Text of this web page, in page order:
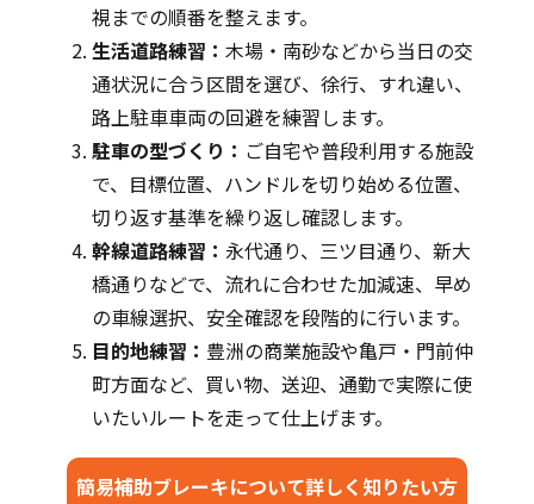
視までの順番を整えます。
生活道路練習：木場・南砂などから当日の交
通状況に合う区間を選び、徐行、すれ違い、
路上駐車車両の回避を練習します。
駐車の型づくり： ご自宅や普段利用する施設
で、目標位置、ハンドルを切り始める位置、
切り返す基準を繰り返し確認します。
幹線道路練習：永代通り、三ツ目通り、新大
橋通りなどで、流れに合わせた加減速、早め
の車線選択、安全確認を段階的に行います。
目的地練習： 豊洲の商業施設や亀戸・門前仲
町方面など、買い物、送迎、通勤で実際に使
いたいルートを走って仕上げます。
簡易補助ブレーキについて詳しく知りたい方